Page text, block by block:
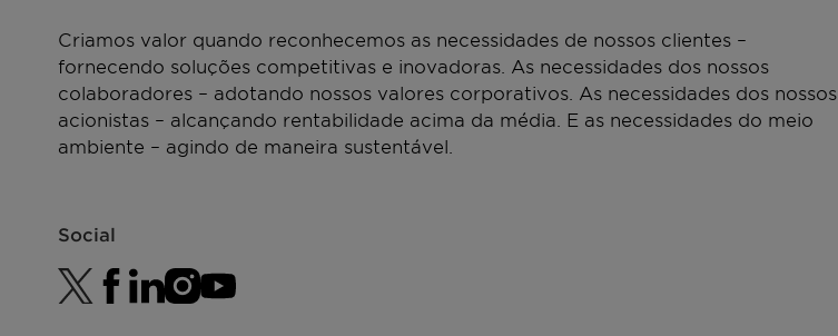
Criamos valor quando reconhecemos as necessidades de nossos clientes –
fornecendo soluções competitivas e inovadoras. As necessidades dos nossos
colaboradores – adotando nossos valores corporativos. As necessidades dos nossos
acionistas – alcançando rentabilidade acima da média. E as necessidades do meio
ambiente – agindo de maneira sustentável.
Social